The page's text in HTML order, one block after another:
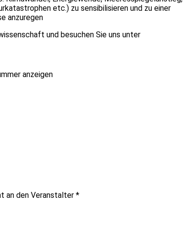
etc.) zu sensibilisieren und zu einer
anzuregen
und besuchen Sie uns unter
anzeigen
an den Veranstalter*